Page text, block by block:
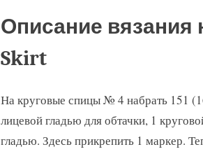
Описание вязания
Skirt
На круговые спицы № 4 набрать 151
лицевой гладью для обтачки, 1
гладью. Здесь прикрепить 1 маркер.